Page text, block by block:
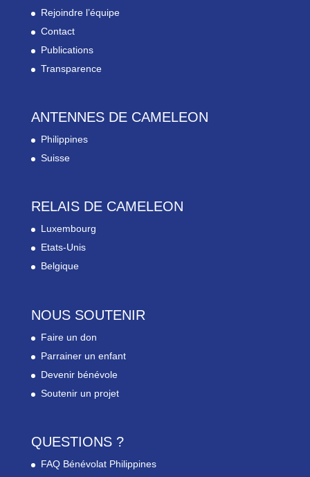
Rejoindre l’équipe
Contact
Publications
Transparence
ANTENNES DE CAMELEON
Philippines
Suisse
RELAIS DE CAMELEON
Luxembourg
Etats-Unis
Belgique
NOUS SOUTENIR
Faire un don
Parrainer un enfant
Devenir bénévole
Soutenir un projet
QUESTIONS ?
FAQ Bénévolat Philippines